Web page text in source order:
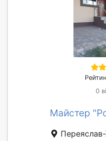
0
Майстер